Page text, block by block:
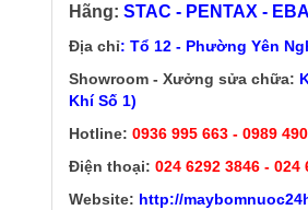
Hãng: STAC - PENTAX -
Địa chỉ: Tổ 12 - Phường Yên
Showroom - Xưởng sửa chữa:
Khí Số 1)
Hotline: 0936 995 663 - 0989
Điện thoại: 024 6292 3846 - 024
Website: http://